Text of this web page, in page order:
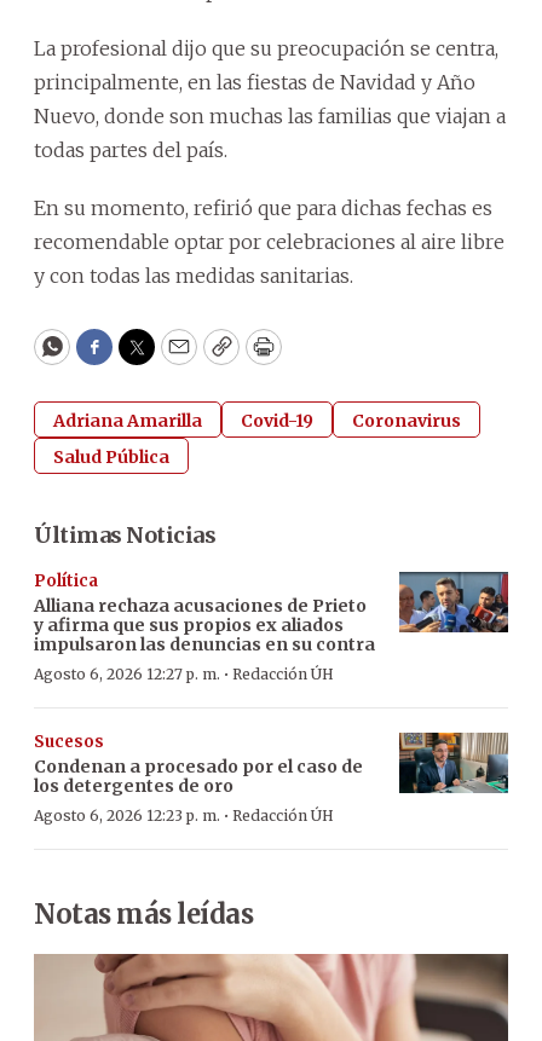
La profesional dijo que su preocupación se centra,
principalmente, en las fiestas de Navidad y Año
Nuevo, donde son muchas las familias que viajan a
todas partes del país.
En su momento, refirió que para dichas fechas es
recomendable optar por celebraciones al aire libre
y con todas las medidas sanitarias.
WhatsApp
Facebook
Twitter
EmailCopyPrint
Adriana Amarilla Covid-19
Coronavirus
Salud Pública
Últimas Noticias
Política
Alliana rechaza acusaciones de Prieto
y afirma que sus propios ex aliados
impulsaron las denuncias en su contra
Agosto 6, 2026 12:27 p. m. · Redacción ÚH
Sucesos
Condenan a procesado por el caso de
los detergentes de oro
Agosto 6, 2026 12:23 p. m. · Redacción ÚH
Notas más leídas